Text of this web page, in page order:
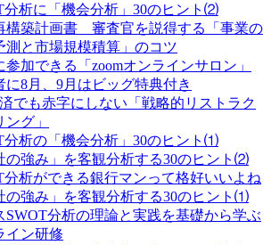
分析に「機会分析」30のヒント⑵
構築計画書 審査官を説得する「事業の
測と市場規模積算」のコツ
参加できる「zoomオンラインサロン」
に8月、9月はビッグ特典付き
でも赤字にしない「戦略的リストラク
グ」
分析の「機会分析」30のヒント⑴
の強み」を客観分析する30のヒント⑵
分析ができる銀行マンって格好いいよね
の強み」を客観分析する30のヒント⑴
SWOT分析の理論と実践を基礎から学ぶ
イン研修